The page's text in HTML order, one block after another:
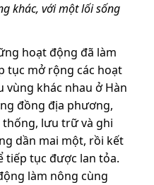
khác, với một lối sống
hoạt động đã làm
tục mở rộng các hoạt
vùng khác nhau ở Hàn
đồng địa phương,
lưu trữ và ghi
dần mai một, rồi kết
tiếp tục được lan tỏa.
làm nông cùng